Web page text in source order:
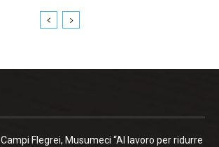
Campi Flegrei, Musumeci “Al lavoro per ridurre